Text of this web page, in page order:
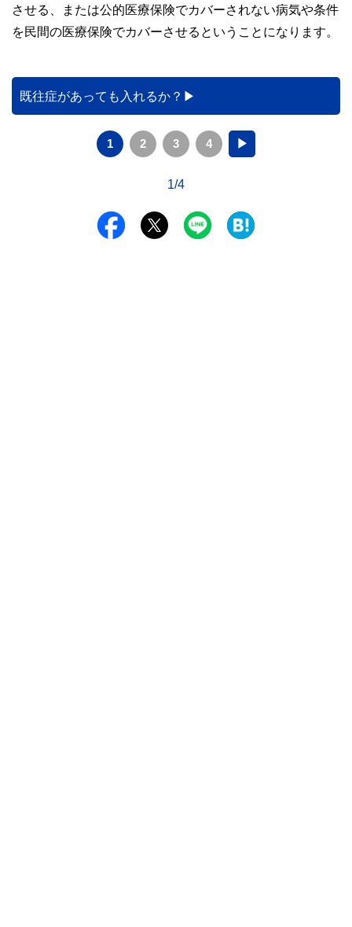
させる、または公的医療保険でカバーされない病気や条件
を民間の医療保険でカバーさせるということになります。
既往症があっても入れるか？
1 2 3 4 ▶
1/4